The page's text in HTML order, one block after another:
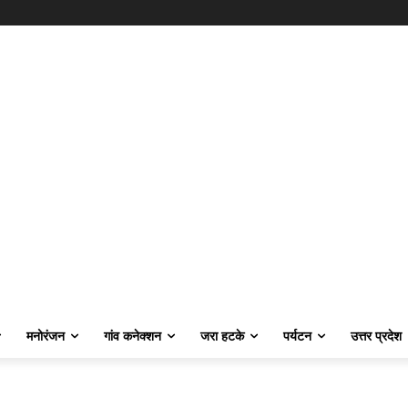
मनोरंजन गांव कनेक्शन जरा हटके पर्यटन उत्तर प्रदेश